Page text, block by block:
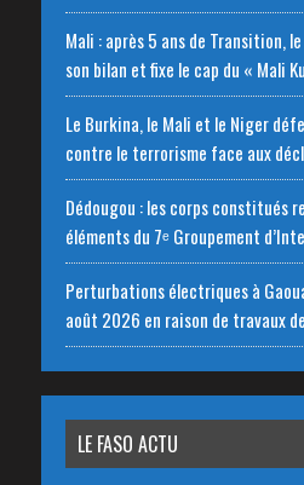
Mali : après 5 ans de Transition,
son bilan et fixe le cap du « Mali
Le Burkina, le Mali et le Niger
contre le terrorisme face aux
Dédougou : les corps constitués
éléments du 7ᵉ Groupement
Perturbations électriques à
août 2026 en raison de travaux de
LE FASO ACTU